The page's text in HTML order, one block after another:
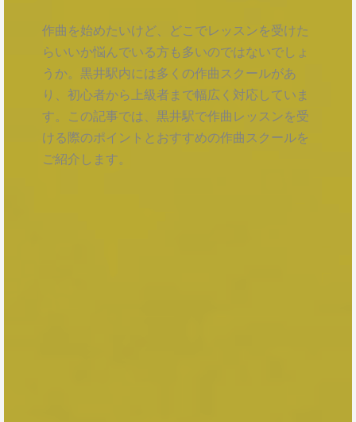
作曲を始めたいけど、どこでレッスンを受けた
らいいか悩んでいる方も多いのではないでしょ
うか。黒井駅内には多くの作曲スクールがあ
り、初心者から上級者まで幅広く対応していま
す。この記事では、黒井駅で作曲レッスンを受
ける際のポイントとおすすめの作曲スクールを
ご紹介します。